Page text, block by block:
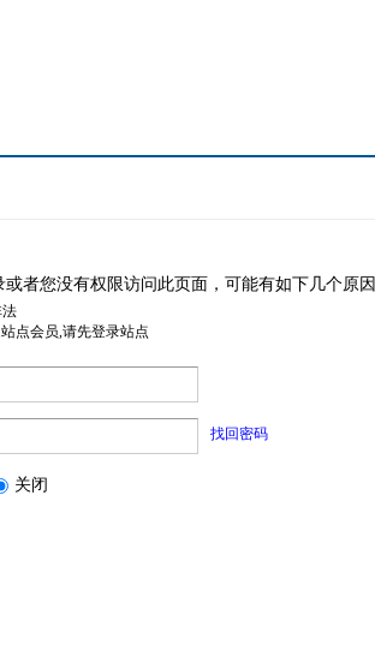
或者您没有权限访问此页面，可能有如下几个原因
点会员,请先登录站点
找回密码
关闭